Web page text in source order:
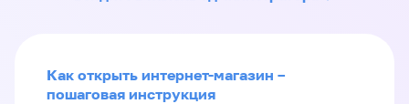
Как открыть интернет-магазин –
пошаговая инструкция